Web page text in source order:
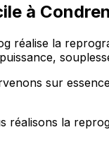
à Condren
réalise la
sur
réalisons la